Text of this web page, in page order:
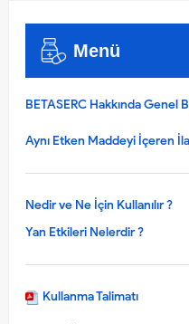
Menü
BETASERC Hakkında Genel
Aynı Etken Maddeyi İçeren
Nedir ve Ne İçin Kullanılır ?
Yan Etkileri Nelerdir ?
Kullanma Talimatı